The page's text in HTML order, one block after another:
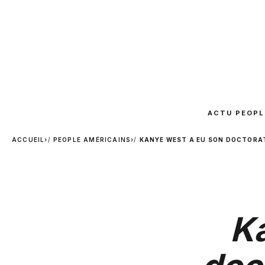
ACTU
ACCUEIL› PEOPLE AMÉRICAINS› KANYE WEST A EU SON